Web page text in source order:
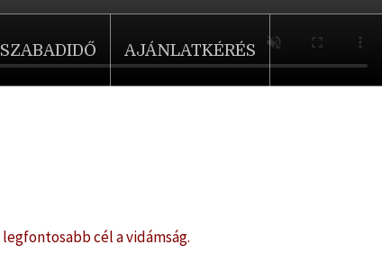
SZABADIDŐ AJÁNLATKÉRÉS
cél a vidámság.